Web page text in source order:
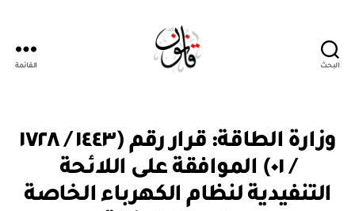
البحث القائمة
التصنيفات
وزارة الطاقة: قرار رقم (١٤٤٣ / ١٧٢٨
/ ٠١) الموافقة على اللائحة
التنفيدية لنظام الكهرباء الخاصة
بو